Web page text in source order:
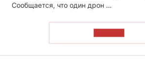
Сообщается, что один дрон …